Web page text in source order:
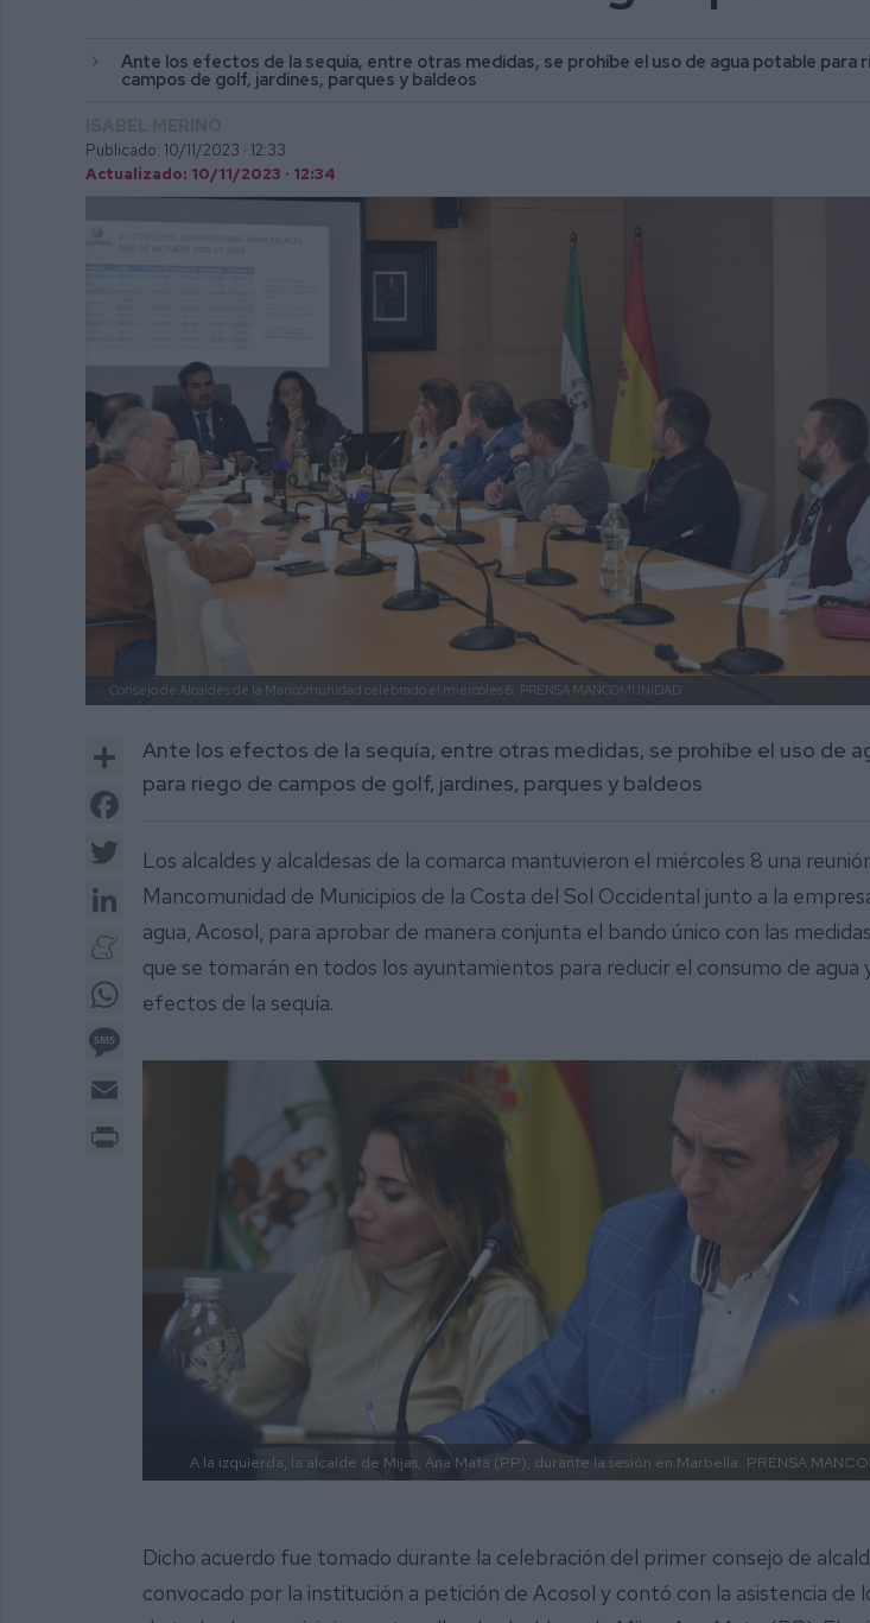
Ante los efectos de la sequía, entre otras medidas, se prohíbe el uso de agua potable para
campos de golf, jardines, parques y baldeos
Publicado: 10/11/2023 · 12:33
Actualizado: 10/11/2023 · 12:34
Consejo de Alcaldes de la Mancomunidad celebrado el miércoles 8. PRENSA MANCOMUNIDAD
Share
Facebook
LinkedIn
Meneame
WhatsApp
Ante los efectos de la sequía, entre otras medidas, se prohíbe el uso de
para riego de campos de golf, jardines, parques y baldeos
Los alcaldes y alcaldesas de la comarca mantuvieron el miércoles 8 una
Mancomunidad de Municipios de la Costa del Sol Occidental junto a la
agua, Acosol, para aprobar de manera conjunta el bando único con las
que se tomarán en todos los ayuntamientos para reducir el consumo de agua
efectos de la sequía.
A la izquierda, la alcalde de Mijas, Ana Mata (PP), durante la sesión en Marbella. PRENSA
Dicho acuerdo fue tomado durante la celebración del primer consejo de
convocado por la institución a petición de Acosol y contó con la asistencia de